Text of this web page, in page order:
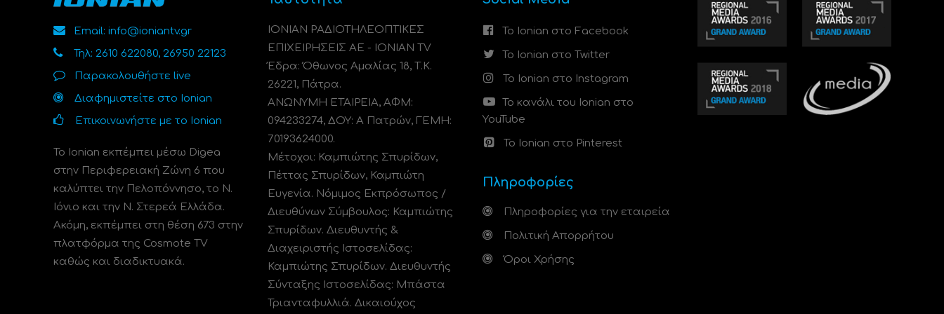
Email: info@ioniantv.gr
Τηλ: 2610 622080, 26950 22123
Παρακολουθήστε live
Διαφημιστείτε στο Ionian
Επικοινωνήστε με το Ionian
Το Ionian εκπέμπει μέσω Digea
στην Περιφερειακή Ζώνη 6 που
καλύπτει την Πελοπόννησο, το N.
Ιόνιο και την Ν. Στερεά Ελλάδα.
Ακόμη, εκπέμπει στη θέση 673 στην
πλατφόρμα της Cosmote TV
καθώς και διαδικτυακά.
ΙΟΝΙΑΝ ΡΑΔΙΟΤΗΛΕΟΠΤΙΚΕΣ
ΕΠΙΧΕΙΡΗΣΕΙΣ ΑΕ - IONIAN TV
Έδρα: Όθωνος Αμαλίας 18, Τ.Κ.
26221, Πάτρα.
ΑΝΩΝΥΜΗ ΕΤΑΙΡΕΙΑ, ΑΦΜ:
094233274, ΔΟΥ: A Πατρών, ΓΕΜΗ:
70193624000.
Μέτοχοι: Καμπιώτης Σπυρίδων,
Πέττας Σπυρίδων, Καμπιώτη
Ευγενία. Νόμιμος Εκπρόσωπος /
Διευθύνων Σύμβουλος: Καμπιώτης
Σπυρίδων. Διευθυντής &
Διαχειριστής Ιστοσελίδας:
Καμπιώτης Σπυρίδων. Διευθυντής
Σύνταξης Ιστοσελίδας: Μπάστα
Τριανταφυλλιά. Δικαιούχος
Το Ionian στο Facebook
Το Ionian στο Twitter
Το Ionian στο Instagram
Το κανάλι του Ionian στο
YouTube
Το Ionian στο Pinterest
Πληροφορίες
Πληροφορίες για την εταιρεία
Πολιτική Απορρήτου
Όροι Χρήσης